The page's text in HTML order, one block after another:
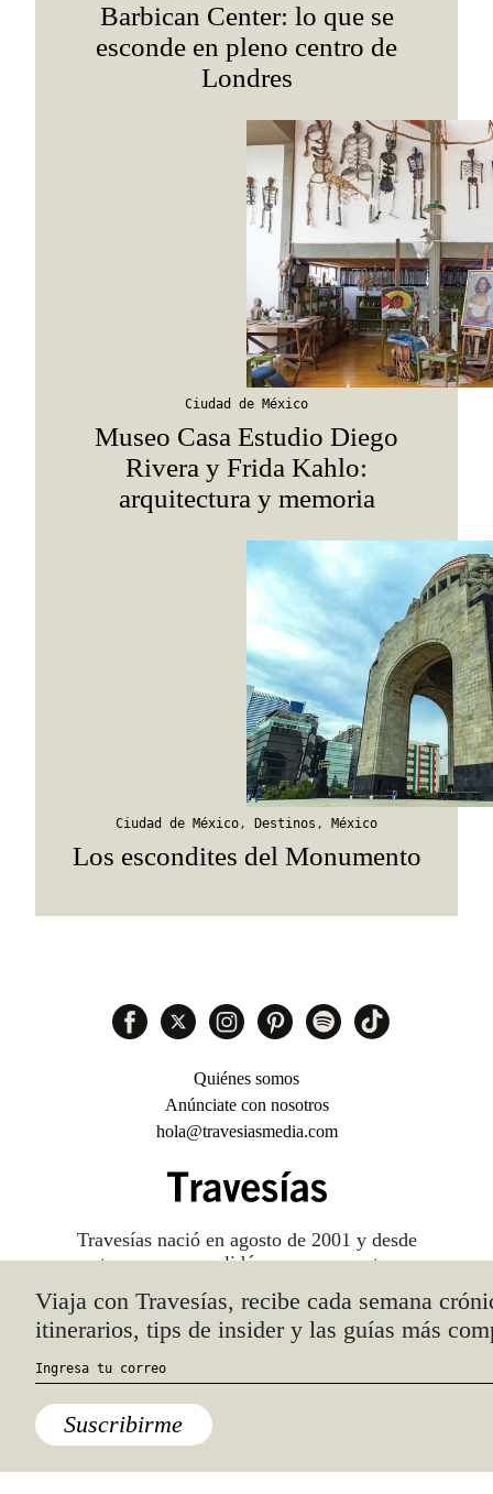
Barbican Center: lo que se
esconde en pleno centro de
Londres
Ciudad de México
Museo Casa Estudio Diego
Rivera y Frida Kahlo:
arquitectura y memoria
Ciudad de México, Destinos , México
Los escondites del Monumento
Travesías nació en agosto de 2001 y desde
entonces se consolidó una voz experta en
especial interés en lo auténtico y una
mirada cercana, íntima y respetuosa de lo
los detalles que hacen de cada viaje una
experiencia única y las imágenes que nos
inspiran a viajar.
Quiénes somos
Anúnciate con nosotros
hola@travesiasmedia.com